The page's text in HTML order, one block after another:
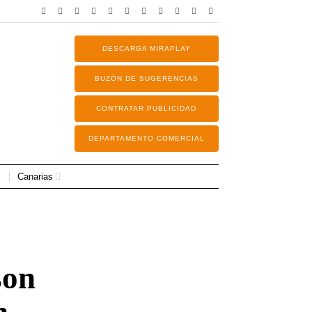
DESCARGA MIRAPLAY
BUZÓN DE SUGERENCIAS
CONTRATAR PUBLICIDAD
DEPARTAMENTO COMERCIAL
Canarias